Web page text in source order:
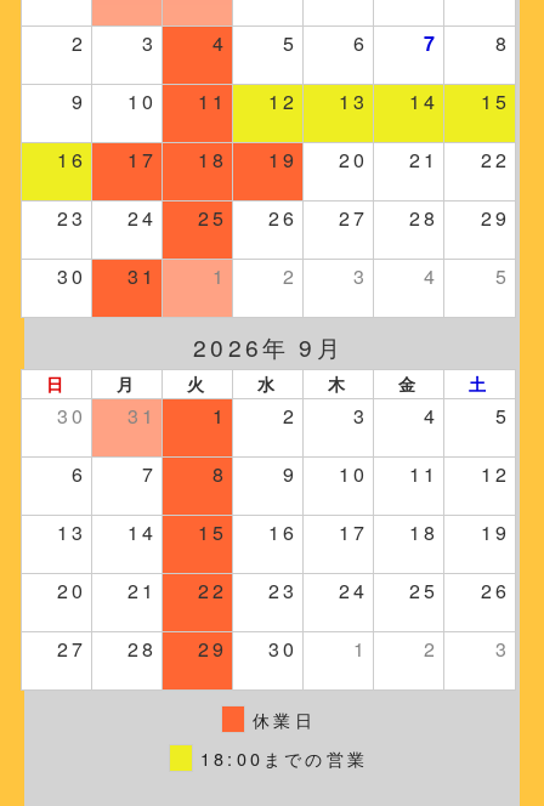
2 3 4 5 6 7 8
9 10 11 12 13 14 15
16 17 18 19 20 21 22
23 24 25 26 27 28 29
30 31 1 2 3 4 5
2026年 9月
日 月 火 水 木 金 土
30 31 1 2 3 4 5
6 7 8 9 10 11 12
13 14 15 16 17 18 19
20 21 22 23 24 25 26
27 28 29 30 1 2 3
休業日
18:00までの営業